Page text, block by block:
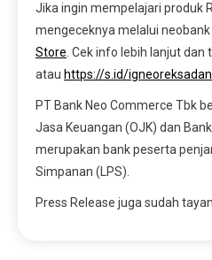
Jika ingin mempelajari produk
mengeceknya melalui neobank
Store . Cek info lebih lanjut dan
atau https://s.id/
PT Bank Neo Commerce Tbk
Jasa Keuangan (OJK) dan
merupakan bank peserta
Simpanan (LPS).⁣
Press Release juga sudah